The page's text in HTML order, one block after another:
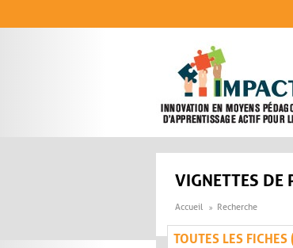
VIGNETTES DE
Accueil Recherche
TOUTES LES